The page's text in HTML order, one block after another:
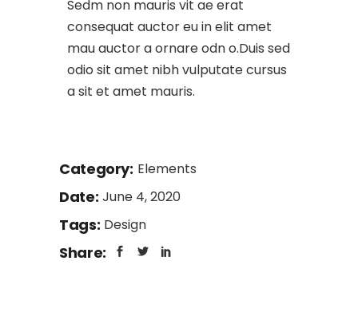
Sedm non mauris vit ae erat
consequat auctor eu in elit amet
mau auctor a ornare odn o.Duis sed
odio sit amet nibh vulputate cursus
a sit et amet mauris.
Category: Elements
Date: June 4, 2020
Tags: Design
Share: